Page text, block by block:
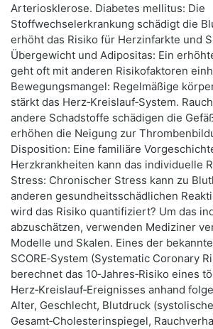
Arteriosklerose. Diabetes mellitus: Die
Stoffwechselerkrankung schädigt die
erhöht das Risiko für Herzinfarkte und
Übergewicht und Adipositas: Ein
geht oft mit anderen Risikofaktoren
Bewegungsmangel: Regelmäßige
stärkt das Herz‑Kreislauf‑System.
andere Schadstoffe schädigen die
erhöhen die Neigung zur
Disposition: Eine familiäre
Herzkrankheiten kann das individuelle
Stress: Chronischer Stress kann zu
anderen gesundheitsschädlichen
wird das Risiko quantifiziert? Um das
abzuschätzen, verwenden Mediziner
Modelle und Skalen. Eines der
SCORE‑System (Systematic Coronary
berechnet das 10‑Jahres‑Risiko eines
Herz‑Kreislauf‑Ereignisses anhand
Alter, Geschlecht, Blutdruck
Gesamt‑Cholesterinspiegel,